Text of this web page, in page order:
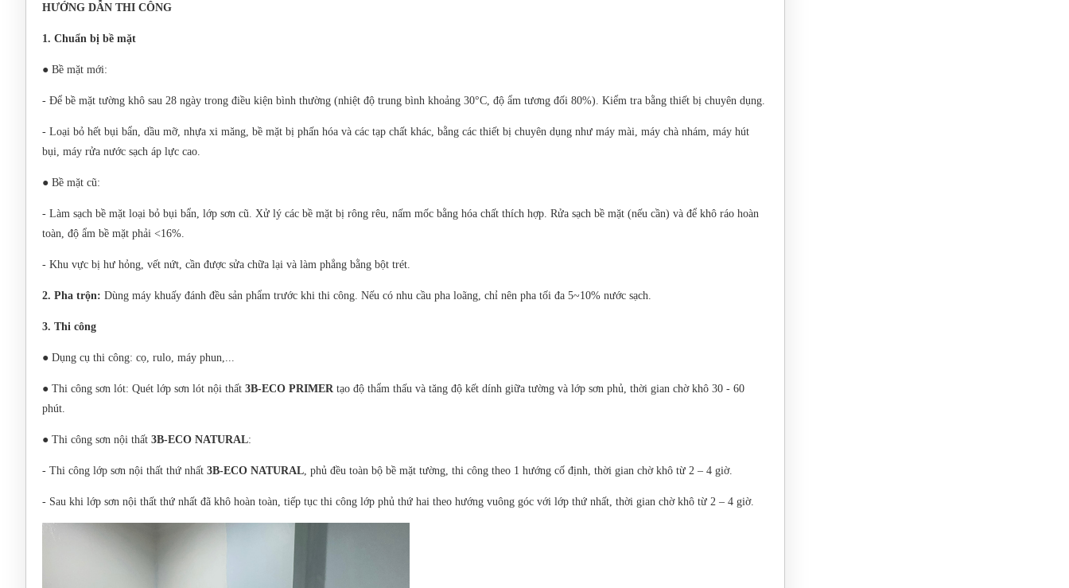
HƯỚNG DẪN THI CÔNG
1. Chuẩn bị bề mặt
● Bề mặt mới:
- Để bề mặt tường khô sau 28 ngày trong điều kiện bình thường (nhiệt độ trung bình khoảng 30°C, độ ẩm tương đối 80%). Kiểm tra bằng thiết bị chuyên dụng.
- Loại bỏ hết bụi bẩn, dầu mỡ, nhựa xi măng, bề mặt bị phấn hóa và các tạp chất khác, bằng các thiết bị chuyên dụng như máy mài, máy chà nhám, máy hút
bụi, máy rửa nước sạch áp lực cao.
● Bề mặt cũ:
- Làm sạch bề mặt loại bỏ bụi bẩn, lớp sơn cũ. Xử lý các bề mặt bị rông rêu, nấm mốc bằng hóa chất thích hợp. Rửa sạch bề mặt (nếu cần) và để khô ráo hoàn
toàn, độ ẩm bề mặt phải <16%.
- Khu vực bị hư hỏng, vết nứt, cần được sửa chữa lại và làm phẳng bằng bột trét.
2. Pha trộn: Dùng máy khuấy đánh đều sản phẩm trước khi thi công. Nếu có nhu cầu pha loãng, chỉ nên pha tối đa 5~10% nước sạch.
3. Thi công
● Dụng cụ thi công: cọ, rulo, máy phun,...
● Thi công sơn lót: Quét lớp sơn lót nội thất 3B-ECO PRIMER tạo độ thẩm thấu và tăng độ kết dính giữa tường và lớp sơn phủ, thời gian chờ khô 30 - 60
phút.
● Thi công sơn nội thất 3B-ECO NATURAL:
- Thi công lớp sơn nội thất thứ nhất 3B-ECO NATURAL , phủ đều toàn bộ bề mặt tường, thi công theo 1 hướng cố định, thời gian chờ khô từ 2 – 4 giờ.
- Sau khi lớp sơn nội thất thứ nhất đã khô hoàn toàn, tiếp tục thi công lớp phủ thứ hai theo hướng vuông góc với lớp thứ nhất, thời gian chờ khô từ 2 – 4 giờ.